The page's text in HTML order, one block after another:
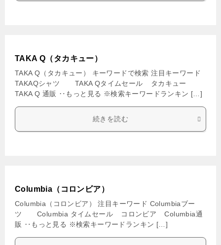
TAKA Q（タカキュー）
TAKA Q（タカキュー） キーワードで検索 注目キーワード
TAKAQシャツ TAKA Qタイムセール タカキュー
TAKA Q 通販 ‥もっと見る ※検索キーワードランキン […]
続きを読む
Columbia（コロンビア）
Columbia（コロンビア） 注目キーワード Columbiaブー
ツ Columbia タイムセール コロンビア Columbia通
販 ‥もっと見る ※検索キーワードランキン […]